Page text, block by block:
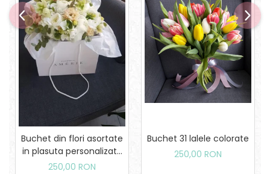
Buchet din flori asortate
in plasuta personalizata
Amerie
250,00 RON
Buchet 31 lalele colorate
250,00 RON